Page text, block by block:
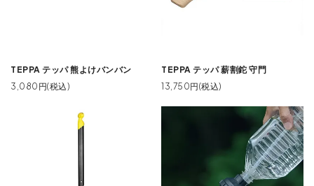
TEPPA テッパ 熊よけバンバン
3,080円(税込)
TEPPA テッパ 薪割鉈 守門
13,750円(税込)